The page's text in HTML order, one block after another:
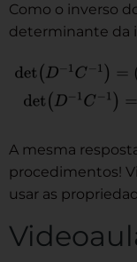
Como o inverso
determinante da
A mesma
procedimentos!
usar as